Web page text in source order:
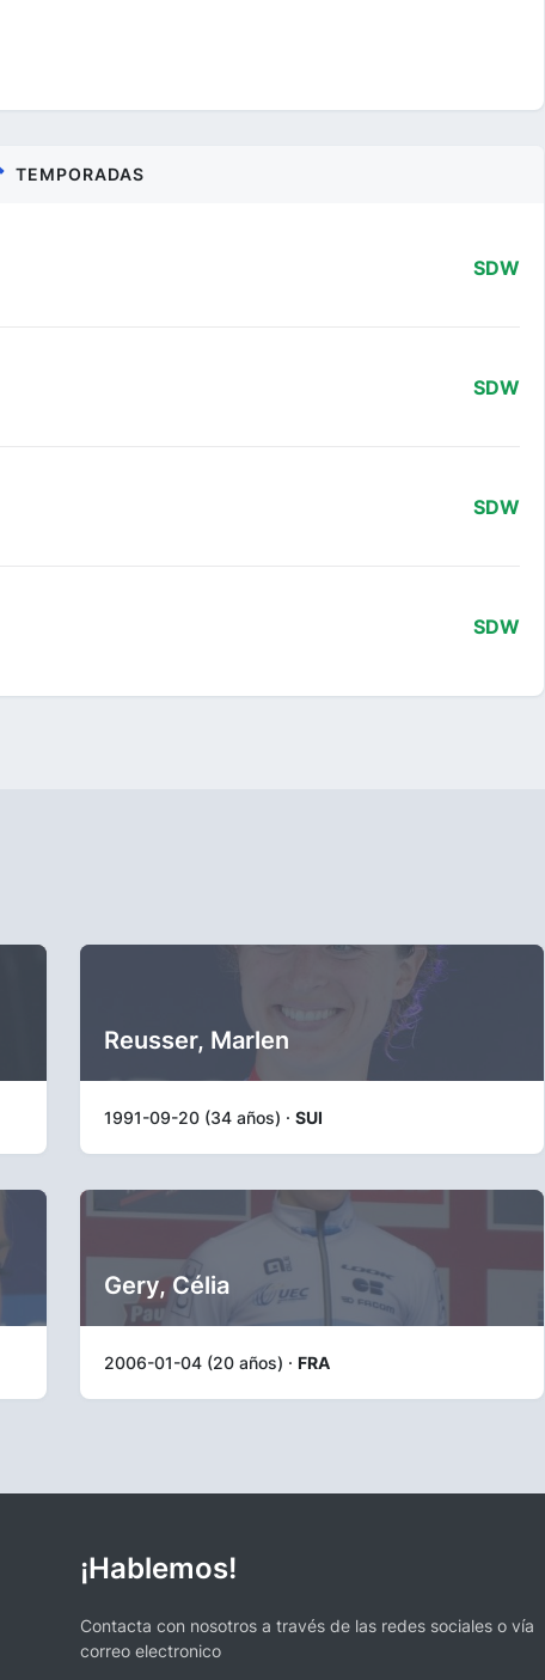
TEMPORADAS
SDW
SDW
SDW
SDW
Reusser, Marlen
1991-09-20 (34 años) · SUI
Gery, Célia
2006-01-04 (20 años) · FRA
¡Hablemos!
Contacta con nosotros a través de las redes sociales o vía
correo electronico